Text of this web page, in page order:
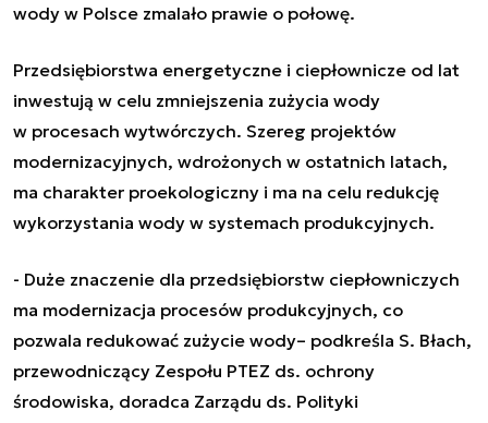
wody w Polsce zmalało prawie o połowę.
Przedsiębiorstwa energetyczne i ciepłownicze od lat
inwestują w celu zmniejszenia zużycia wody
w procesach wytwórczych. Szereg projektów
modernizacyjnych, wdrożonych w ostatnich latach,
ma charakter proekologiczny i ma na celu redukcję
wykorzystania wody w systemach produkcyjnych.
- Duże znaczenie dla przedsiębiorstw ciepłowniczych
ma modernizacja procesów produkcyjnych, co
pozwala redukować zużycie wody– podkreśla S. Błach,
przewodniczący Zespołu PTEZ ds. ochrony
środowiska, doradca Zarządu ds. Polityki